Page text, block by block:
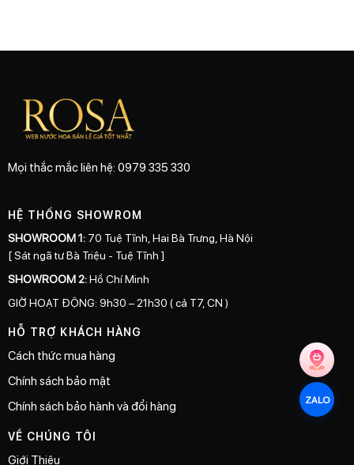
ZALO
Mọi thắc mắc liên hệ: 0979 335 330
HỆ THỐNG SHOWROM
SHOWROOM 1: 70 Tuệ Tĩnh, Hai Bà Trưng, Hà Nội
[ Sát ngã tư Bà Triệu - Tuệ Tĩnh ]
SHOWROOM 2:Hồ Chí Minh
GIỜ HOẠT ĐỘNG: 9h30 – 21h30 ( cả T7, CN )
HỖ TRỢ KHÁCH HÀNG
Cách thức mua hàng
Chính sách bảo mật
Chính sách bảo hành và đổi hàng
VỀ CHÚNG TÔI
Giới Thiệu